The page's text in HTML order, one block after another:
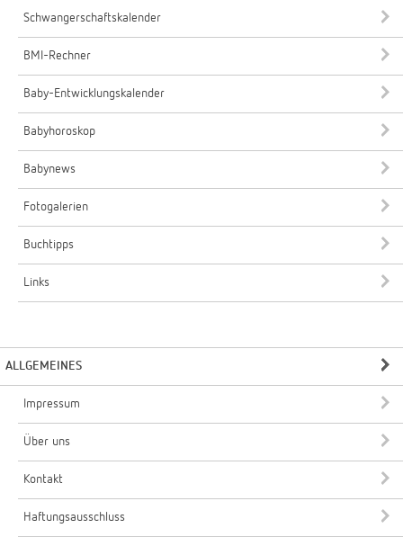
Schwangerschaftskalender
BMI-Rechner
Baby-Entwicklungskalender
Babyhoroskop
Babynews
Fotogalerien
Buchtipps
Links
ALLGEMEINES
Impressum
Über uns
Kontakt
Haftungsausschluss